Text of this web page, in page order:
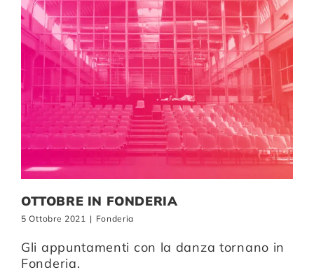
OTTOBRE IN FONDERIA
5 Ottobre 2021 | Fonderia
Gli appuntamenti con la danza tornano in
Fonderia.